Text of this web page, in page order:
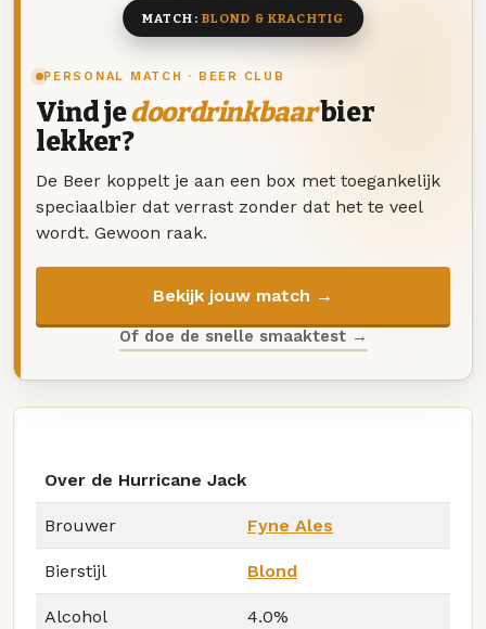
PERSONAL MATCH · BEER CLUB
Vind jedoordrinkbaarbier
lekker?
De Beer koppelt je aan een box met toegankelijk
speciaalbier dat verrast zonder dat het te veel
wordt. Gewoon raak.
Bekijk jouw match →
Of doe de snelle smaaktest →
MATCH: BLOND & KRACHTIG
Over de Hurricane Jack
Brouwer Fyne Ales
Bierstijl Blond
Alcohol 4.0%